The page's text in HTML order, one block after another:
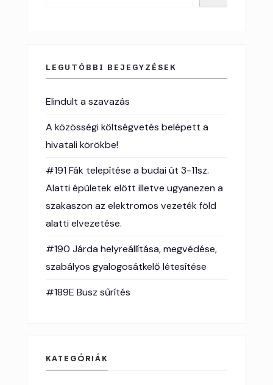
LEGUTÓBBI BEJEGYZÉSEK
Elindult a szavazás
A közösségi költségvetés belépett a
hivatali körökbe!
#191 Fák telepítése a budai út 3-11sz.
Alatti épületek elött illetve ugyanezen a
szakaszon az elektromos vezeték föld
alatti elvezetése.
#190 Járda helyreállítása, megvédése,
szabályos gyalogosátkelő létesítése
#189E Busz sűrítés
KATEGÓRIÁK